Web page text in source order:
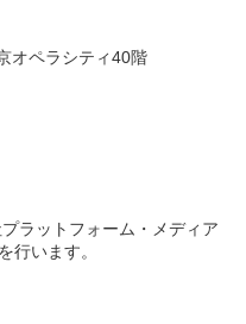
オペラシティ40階
ラットフォーム・メディア
行います。